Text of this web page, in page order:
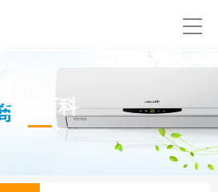
空调百科